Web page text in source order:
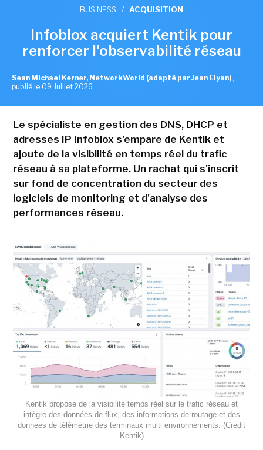
BUSINESS / ACQUISITION
Infoblox acquiert Kentik pour
renforcer l'observabilité réseau
Sean Michael Kerner, NetworkWorld (adapté par Jean Elyan) ,
publié le 09 Juillet 2026
Le spécialiste en gestion des DNS, DHCP et
adresses IP Infoblox s'empare de Kentik et
ajoute de la visibilité en temps réel du trafic
réseau à sa plateforme. Un rachat qui s'inscrit
sur fond de concentration du secteur des
logiciels de monitoring et d'analyse des
performances réseau.
Kentik propose de la visibilité temps réel sur le trafic réseau et
intègre des données de flux, des informations de routage et des
données de télémétrie des terminaux multi environnements. (Crédit
Kentik)